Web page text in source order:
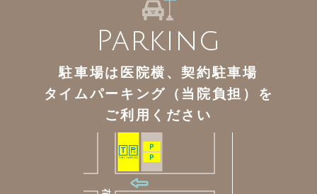
Parking
駐車場は医院横、契約駐車場
タイムパーキング（当院負担）を
ご利用ください